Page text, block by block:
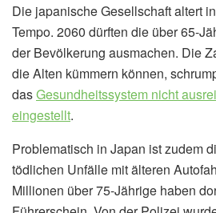
Die japanische Gesellschaft altert
Tempo. 2060 dürften die über 65-
der Bevölkerung ausmachen. Die
die Alten kümmern können,
dasGesundheitssystem nicht
eingestellt.
Problematisch in Japan ist zudem
tödlichen Unfälle mit älteren
Millionen über 75-Jährige haben